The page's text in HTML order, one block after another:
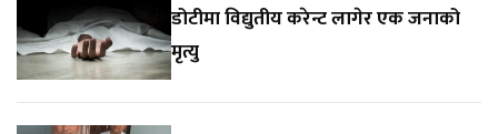
डोटीमा विद्युतीय करेन्ट लागेर एक जनाको
मृत्यु